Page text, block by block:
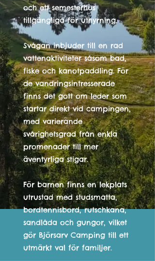
och ett semesterhus
tillgängliga för uthyrning. ​
Svågan inbjuder till en rad
vattenaktiviteter såsom bad,
fiske och kanotpaddling. För
de vandringsintresserade
finns det gott om leder som
startar direkt vid campingen,
med varierande
svårighetsgrad från enkla
promenader till mer
äventyrliga stigar. ​
För barnen finns en lekplats
utrustad med studsmatta,
bordtennisbord, rutschkana,
sandlåda och gungor, vilket
gör Björsarv Camping till ett
utmärkt val för familjer. ​